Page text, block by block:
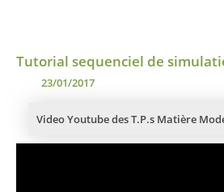
Tutorial sequenciel de
23/01/2017
Video Youtube des T.P.s Matière